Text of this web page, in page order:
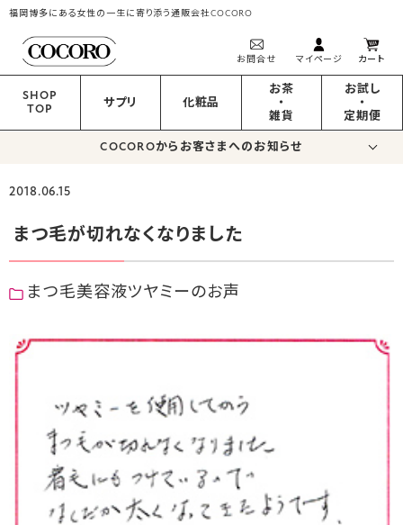
福岡博多にある女性の一生に寄り添う通販会社COCORO
お問合せ マイページ カート
SHOP
TOP
サプリ 化粧品
お茶
・
雑貨
お試し
・
定期便
COCOROからお客さまへのお知らせ
2018.06.15
まつ毛が切れなくなりました
まつ毛美容液ツヤミーのお声